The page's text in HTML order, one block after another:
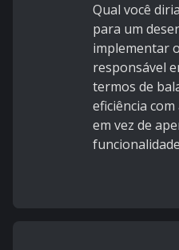
Qual você
para um
implementar
responsável
termos de
eficiência
em vez de